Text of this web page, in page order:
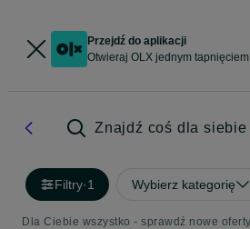
Przejdź do aplikacji
Otwieraj OLX jednym tapnięciem
Znajdź coś dla siebie
Filtry·1 Wybierz kategorię
Dla Ciebie wszystko - sprawdź nowe